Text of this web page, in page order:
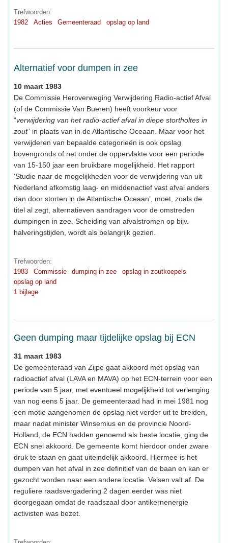
Trefwoorden:
1982
Acties Gemeenteraad opslag op land
Alternatief voor dumpen in zee
10 maart 1983
De Commissie Heroverweging Verwijdering Radio-actief Afval
(of de Commissie Van Bueren) heeft voorkeur voor
“verwijdering van het radio-actief afval in diepe stortholtes in
zout“ in plaats van in de Atlantische Oceaan. Maar voor het
verwijderen van bepaalde categorieën is ook opslag
bovengronds of net onder de oppervlakte voor een periode
van 15-150 jaar een bruikbare mogelijkheid. Het rapport
’Studie naar de mogelijkheden voor de verwijdering van uit
Nederland afkomstig laag- en middenactief vast afval anders
dan door storten in de Atlantische Oceaan’, moet, zoals de
titel al zegt, alternatieven aandragen voor de omstreden
dumpingen in zee. Scheiding van afvalstromen op bijv.
halveringstijden, wordt als belangrijk gezien.
Trefwoorden:
1983
Commissie dumping in zee
opslag in zoutkoepels
opslag op land
1 bijlage
Geen dumping maar tijdelijke opslag bij ECN
31 maart 1983
De gemeenteraad van Zijpe gaat akkoord met opslag van
radioactief afval (LAVA en MAVA) op het ECN-terrein voor een
periode van 5 jaar, met eventueel mogelijkheid tot verlenging
van nog eens 5 jaar. De gemeenteraad had in mei 1981 nog
een motie aangenomen de opslag niet verder uit te breiden,
maar nadat minister Winsemius en de provincie Noord-
Holland, de ECN hadden genoemd als beste locatie, ging de
ECN snel akkoord. De gemeente komt hierdoor onder zware
druk te staan en gaat uiteindelijk akkoord. Hiermee is het
dumpen van het afval in zee definitief van de baan en kan er
gezocht worden naar een andere locatie. Velsen valt af. De
reguliere raadsvergadering 2 dagen eerder was niet
doorgegaan omdat de raadszaal door antikernenergie
activisten was bezet.